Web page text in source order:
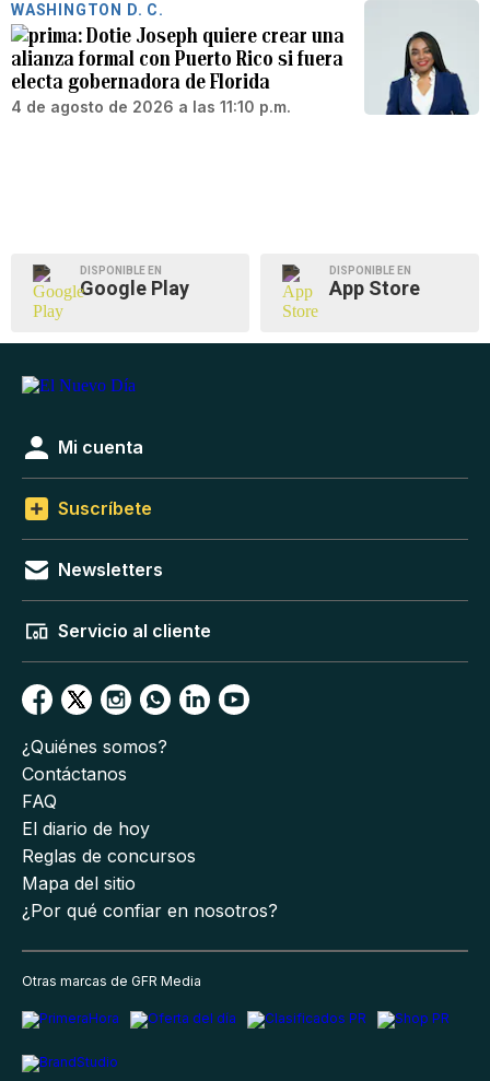
WASHINGTON D. C.
Dotie Joseph quiere crear una
alianza formal con Puerto Rico si fuera
electa gobernadora de Florida
4 de agosto de 2026 a las 11:10 p.m.
DISPONIBLE EN
Google Play
DISPONIBLE EN
App Store
Mi cuenta
Suscríbete
Newsletters
Servicio al cliente
¿Quiénes somos?
Contáctanos
FAQ
El diario de hoy
Reglas de concursos
Mapa del sitio
¿Por qué confiar en nosotros?
Otras marcas de GFR Media